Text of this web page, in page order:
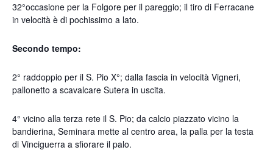
32°occasione per la Folgore per il pareggio; il tiro di Ferracane
in velocità è di pochissimo a lato.
Secondo tempo:
2° raddoppio per il S. Pio X°; dalla fascia in velocità Vigneri,
pallonetto a scavalcare Sutera in uscita.
4° vicino alla terza rete il S. Pio; da calcio piazzato vicino la
bandierina, Seminara mette al centro area, la palla per la testa
di Vinciguerra a sfiorare il palo.